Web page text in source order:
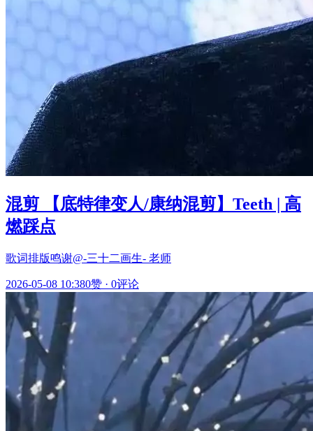
混剪 【底特律变人/康纳混剪】Teeth | 高
燃踩点
歌词排版鸣谢@-三十二画生- 老师
2026-05-08 10:380赞 · 0评论